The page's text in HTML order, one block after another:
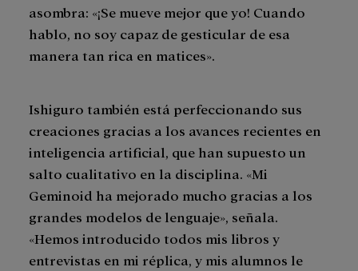
asombra: «¡Se mueve mejor que yo! Cuando
hablo, no soy capaz de gesticular de esa
manera tan rica en matices».
Ishiguro también está perfeccionando sus
creaciones gracias a los avances recientes en
inteligencia artificial, que han supuesto un
salto cualitativo en la disciplina. «Mi
Geminoid ha mejorado mucho gracias a los
grandes modelos de lenguaje», señala.
«Hemos introducido todos mis libros y
entrevistas en mi réplica, y mis alumnos le